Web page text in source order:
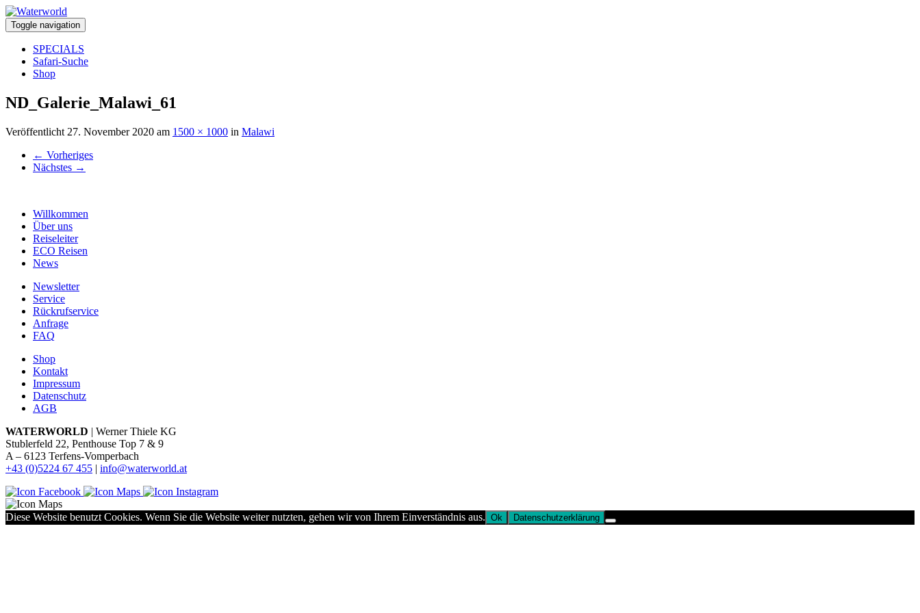
Toggle navigation
SPECIALS
Safari-Suche
Shop
ND_Galerie_Malawi_61
Veröffentlicht 27. November 2020 am 1500 × 1000 in Malawi
← Vorheriges
Nächstes →
Willkommen
Über uns
Reiseleiter
ECO Reisen
News
Newsletter
Service
Rückrufservice
Anfrage
FAQ
Shop
Kontakt
Impressum
Datenschutz
AGB
WATERWORLD | Werner Thiele KG
Stublerfeld 22, Penthouse Top 7 & 9
A – 6123 Terfens-Vomperbach
+43 (0)5224 67 455 | info@waterworld.at
Diese Website benutzt Cookies. Wenn Sie die Website weiter nutzten, gehen wir von Ihrem Einverständnis aus. Ok Datenschutzerklärung